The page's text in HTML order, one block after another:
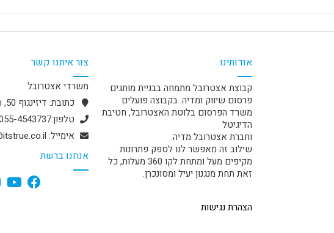
אודותינו
קבוצת אצטרובל מתמחה בבניית מותגים
פרסום שיווק ומדיה. בקבוצה פועלים
משרד הפרסום בלוטת האצטרובל, חטיבת
הדיגיטל
וחברת אצטרובל מדיה.
שילוב זה מאפשר לנו לספק פתרונות
מקיפים מעל ומתחת לקו 360 מעלות, כל
זאת תחת מנגנון יעיל ומסונכרן.
הצהרת נגישות
צור איתנו קשר
משרדי אצטרובל
כתובת: דיזינגוף 50, תל-אביב.
טלפון:055-4543737
אימייל: oren@itstrue.co.il
אנחנו ברשת